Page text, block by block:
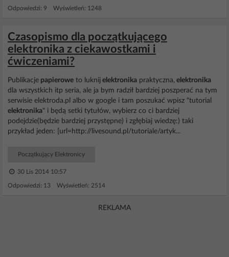
Odpowiedzi: 9 Wyświetleń: 1248
Czasopismo dla początkującego
elektronika z ciekawostkami i
ćwiczeniami?
Publikacje papierowe to luknij elektronika praktyczna, elektronika
dla wszystkich itp seria, ale ja bym radził bardziej poszperać na tym
serwisie elektroda.pl albo w google i tam poszukać wpisz "tutorial
elektronika" i będą setki tytułów, wybierz co ci bardziej
podejdzie(będzie bardziej przystępne) i zgłębiaj wiedzę:) taki
przykład jeden: [url=http://livesound.pl/tutoriale/artyk...
Początkujący Elektronicy
30 Lis 2014 10:57
Odpowiedzi: 13 Wyświetleń: 2514
REKLAMA